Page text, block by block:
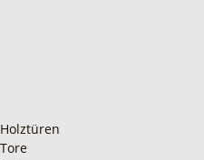
Holztüren
Tore